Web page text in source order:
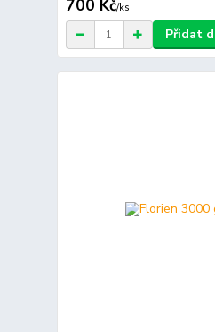
700 Kč/ks
Přidat